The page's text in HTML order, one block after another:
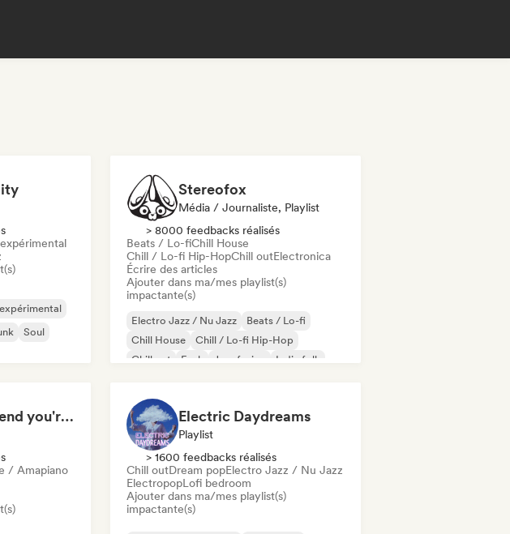
Soul
Stereofox
Média / Journaliste, Playlist
> 8000 feedbacks réalisés
Beats / Lo-fiChill House
Chill / Lo-fi Hip-HopChill outElectronica
Écrire des articles
Ajouter dans ma/mes playlist(s)
impactante(s)
Electro Jazz / Nu Jazz
Beats / Lo-fi
Chill House
Chill / Lo-fi Hip-Hop
Chill out
Funk Jazz fusion Indie folk
Songs to pretend you're in The White Lotus
/ Amapiano
Electric Daydreams
Playlist
> 1600 feedbacks réalisés
Chill outDream popElectro Jazz / Nu Jazz
ElectropopLofi bedroom
Ajouter dans ma/mes playlist(s)
impactante(s)